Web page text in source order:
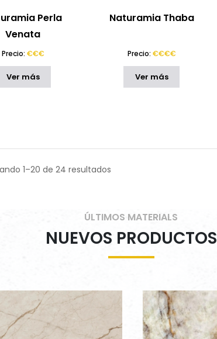
Perla
Venata
Precio: €€€
Ver más
Naturamia Thaba
Precio: €€€€
Ver más
1–20 de 24 resultados
ÚLTIMOS MATERIALS
NUEVOS PRODUCTOS